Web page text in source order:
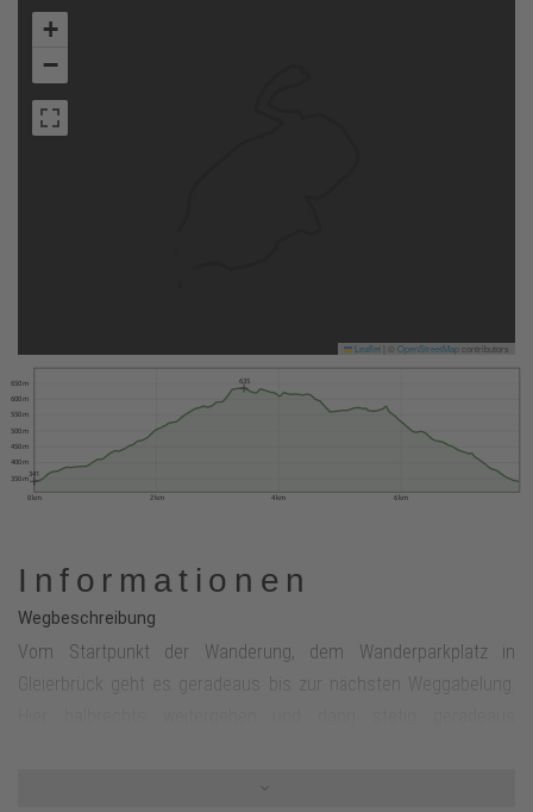
+
−
Leaflet OpenStreetMapcontributors
0 km 2 km 4 km 6 km
350 m
400 m
450 m
500 m
550 m
600 m
650 m
341
635
Informationen
Wegbeschreibung
Vom Startpunkt der Wanderung, dem Wanderparkplatz in
Gleierbrück geht es geradeaus bis zur nächsten Weggabelung.